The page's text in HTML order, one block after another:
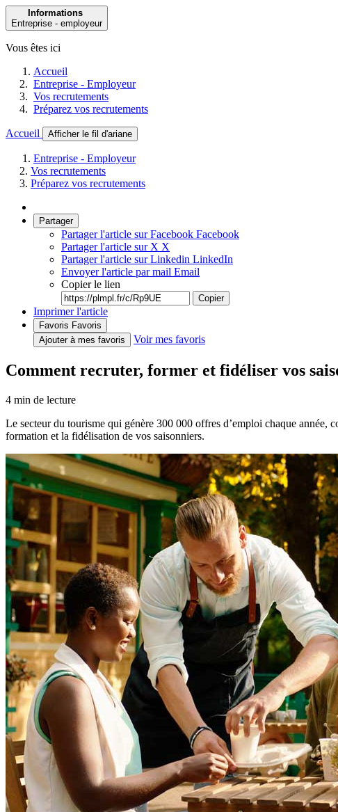
Informations
Entreprise - employeur
Vous êtes ici
Accueil
Entreprise - Employeur
Vos recrutements
Préparez vos recrutements
Accueil Afficher le fil d'ariane
Entreprise - Employeur
Vos recrutements
Préparez vos recrutements
Partager
Partager l'article sur Facebook Facebook
Partager l'article sur X X
Partager l'article sur Linkedin LinkedIn
Envoyer l'article par mail Email
Copier le lien
Copier
Imprimer l'article
Favoris Favoris
Ajouter à mes favoris
Voir mes favoris
Comment recruter, former et fidéliser vos
4 min de lecture
Le secteur du tourisme qui génère 300 000 offres d’emploi chaque
formation et la fidélisation de vos saisonniers.